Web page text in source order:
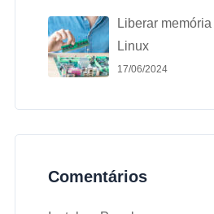
Liberar
Linux
17/06/2024
Comentários